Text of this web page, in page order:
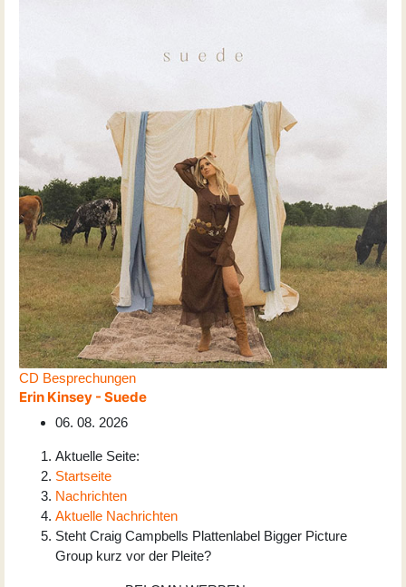
CD Besprechungen
Erin Kinsey - Suede
06. 08. 2026
Aktuelle Seite:
Startseite
Nachrichten
Aktuelle Nachrichten
Steht Craig Campbells Plattenlabel Bigger Picture
Group kurz vor der Pleite?